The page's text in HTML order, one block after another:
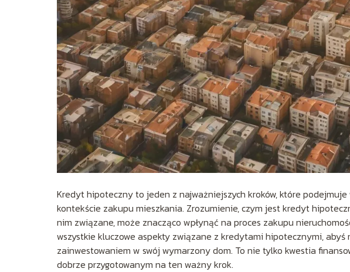
Kredyt hipoteczny to jeden z najważniejszych kroków, które podejmuje
kontekście zakupu mieszkania. Zrozumienie, czym jest kredyt
nim związane, może znacząco wpłynąć na proces zakupu
wszystkie kluczowe aspekty związane z kredytami hipotecznymi, abyś
zainwestowaniem w swój wymarzony dom. To nie tylko kwestia
dobrze przygotowanym na ten ważny krok.